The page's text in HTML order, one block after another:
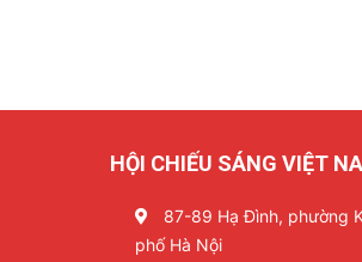
HỘI CHIẾU SÁNG VIỆT
87-89 Hạ Đình, phường
phố Hà Nội